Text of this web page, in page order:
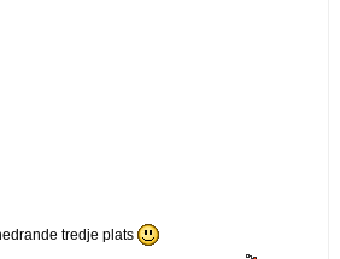
tredje plats